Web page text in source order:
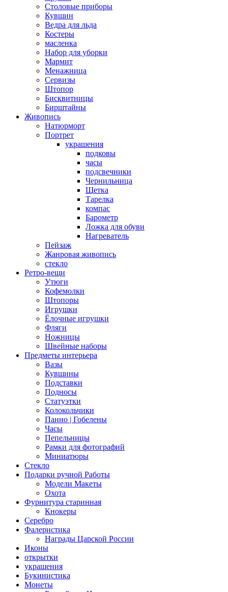
Столовые приборы
Кувшин
Ведра для льда
Костеры
масленка
Набор для уборки
Мармит
Менажница
Сервизы
Штопор
Бисквитницы
Бирштайны
Живопись
Натюрморт
Портрет
украшения
подковы
часы
подсвечники
Чернильница
Щетка
Тарелка
компас
Барометр
Ложка для обуви
Нагреватель
Пейзаж
Жанровая живопись
стекло
Ретро-вещи
Утюги
Кофемолки
Штопоры
Игрушки
Ёлочные игрушки
Фляги
Ножницы
Швейные наборы
Предметы интерьера
Вазы
Кувшины
Подставки
Подносы
Статуэтки
Колокольчики
Панно | Гобелены
Часы
Пепельницы
Рамки для фотографий
Миниатюры
Стекло
Подарки ручной Работы
Модели Макеты
Охота
Фурнитура старинная
Кнокеры
Серебро
Фалеристика
Награды Царской России
Иконы
открытки
украшения
Букинистика
Монеты